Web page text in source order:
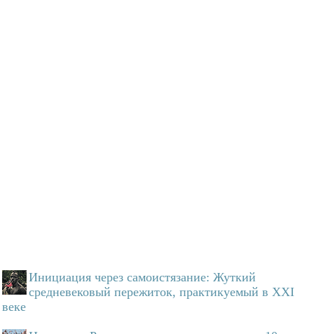
Инициация через самоистязание: Жуткий
средневековый пережиток, практикуемый в XXI
веке